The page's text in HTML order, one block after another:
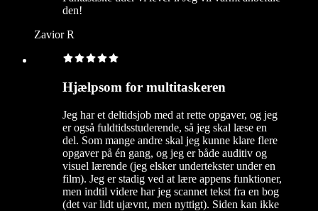
den!
Zavior R
Hjælpsom for multitaskeren
Jeg har et deltidsjob med at rette opgaver, og jeg
er også fuldtidsstuderende, så jeg skal læse en
del. Som mange andre skal jeg kunne klare flere
opgaver på én gang, og jeg er både auditiv og
visuel lærende (jeg elsker undertekster under en
film). Jeg er stadig ved at lære appens funktioner,
men indtil videre har jeg scannet tekst fra en bog
(det var lidt ujævnt, men nyttigt). Siden kan ikke